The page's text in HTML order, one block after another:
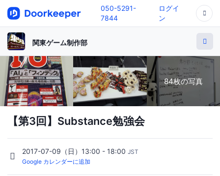
050-5291-
7844
ログイ
ン
関東ゲーム制作部
84枚の写真
【第3回】Substance勉強会
2017-07-09（日）13:00 - 18:00 JST
Google カレンダーに追加